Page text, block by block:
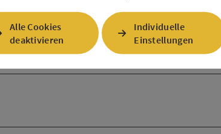
Sehenswürdigkeiten
Vereine
Alle Cookies
deaktivieren
Individuelle
Einstellungen